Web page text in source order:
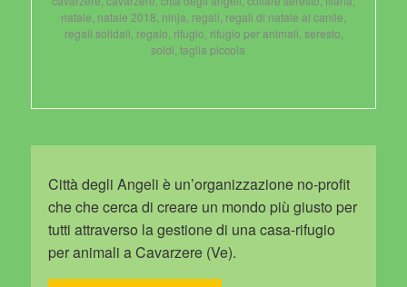
natale natale 2018 ninja regali regali di natale al canile
regali solidali regalo rifugio rifugio per animali seresto
soldi taglia piccola
Città degli Angeli è un’organizzazione no-profit
che che cerca di creare un mondo più giusto per
tutti attraverso la gestione di una casa-rifugio
per animali a Cavarzere (Ve).